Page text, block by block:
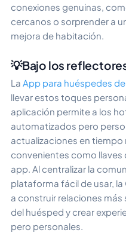
conexiones genuinas,
cercanos o sorprender a
mejora de habitación.
💡Bajo los
La App para huéspedes
llevar estos toques
aplicación permite a los
automatizados pero
actualizaciones en
convenientes como
app. Al centralizar la
plataforma fácil de usar,
a construir relaciones
del huésped y crear
pero personales.